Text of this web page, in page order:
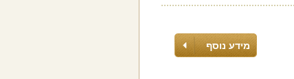
מידע נוסף